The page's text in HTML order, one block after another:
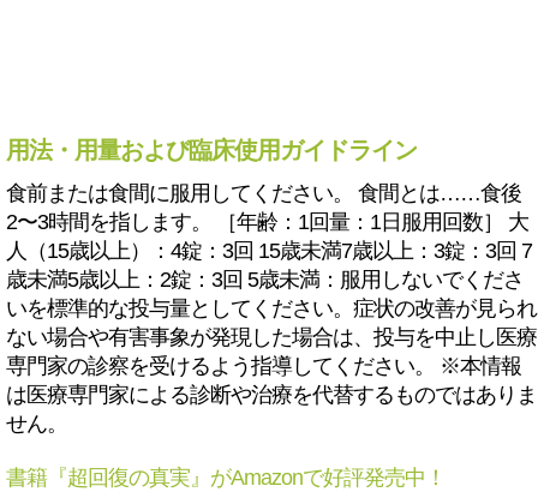
用法・用量および臨床使用ガイドライン
食前または食間に服用してください。 食間とは……食後
2〜3時間を指します。 ［年齢：1回量：1日服用回数］ 大
人（15歳以上）：4錠：3回 15歳未満7歳以上：3錠：3回 7
歳未満5歳以上：2錠：3回 5歳未満：服用しないでくださ
いを標準的な投与量としてください。症状の改善が見られ
ない場合や有害事象が発現した場合は、投与を中止し医療
専門家の診察を受けるよう指導してください。 ※本情報
は医療専門家による診断や治療を代替するものではありま
せん。
書籍『超回復の真実』がAmazonで好評発売中！